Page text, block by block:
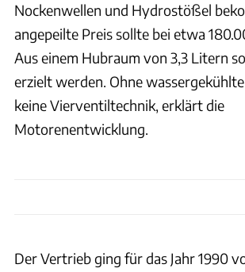
Nockenwellen und Hydrostößel
angepeilte Preis sollte bei etwa
Aus einem Hubraum von 3,3 Litern
erzielt werden. Ohne
keine Vierventiltechnik, erklärt die
Motorenentwicklung.
Der Vertrieb ging für das Jahr 1990